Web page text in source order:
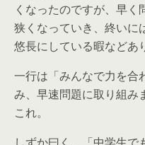
くなったのですが、早
狭くなっていき、終いに
悠長にしている暇などあ
一行は「みんなで力を合
み、早速問題に取り組み
これ。